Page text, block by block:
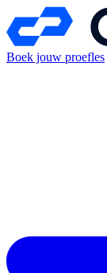
Boek jouw proefles